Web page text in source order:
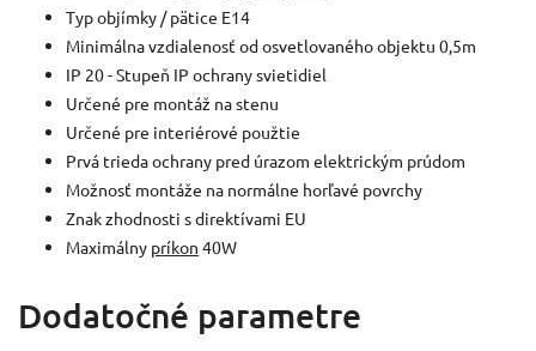
Typ objímky / pätice E14
Minimálna vzdialenosť od osvetlovaného objektu 0,5m
IP 20 - Stupeň IP ochrany svietidiel
Určené pre montáž na stenu
Určené pre interiérové použtie
Prvá trieda ochrany pred úrazom elektrickým prúdom
Možnosť montáže na normálne horľavé povrchy
Znak zhodnosti s direktívami EU
Maximálny príkon 40W
Dodatočné parametre